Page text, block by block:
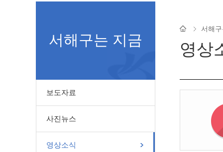
서해구는 지금
보도자료
사진뉴스
영상소식
서해
영상